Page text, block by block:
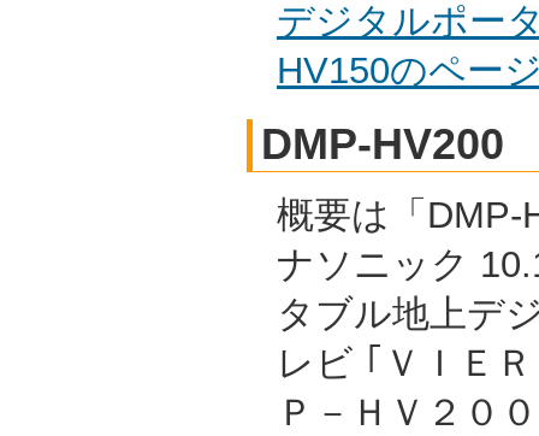
デジタルポー
HV150のペー
DMP-HV200
概要は「DMP-
ナソニック
タブル地上デ
レビ ｢ＶＩＥ
Ｐ－ＨＶ２０